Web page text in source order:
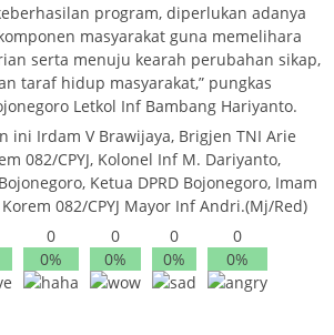
program, diperlukan adanya
masyarakat guna memelihara
serta menuju kearah perubahan sikap,
taraf hidup masyarakat,” pungkas
Letkol Inf Bambang Hariyanto.
ini Irdam V Brawijaya, Brigjen TNI Arie
082/CPYJ, Kolonel Inf M. Dariyanto,
Ketua DPRD Bojonegoro, Imam
082/CPYJ Mayor Inf Andri.(Mj/Red)
0
0%
0
0%
0
0%
0
0%